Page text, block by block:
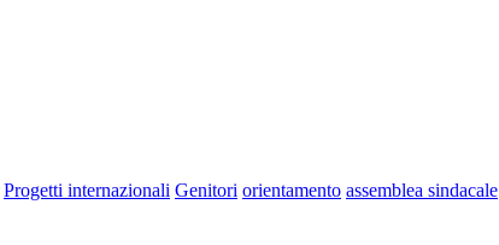
Progetti internazionali Genitori orientamento assemblea sindacale